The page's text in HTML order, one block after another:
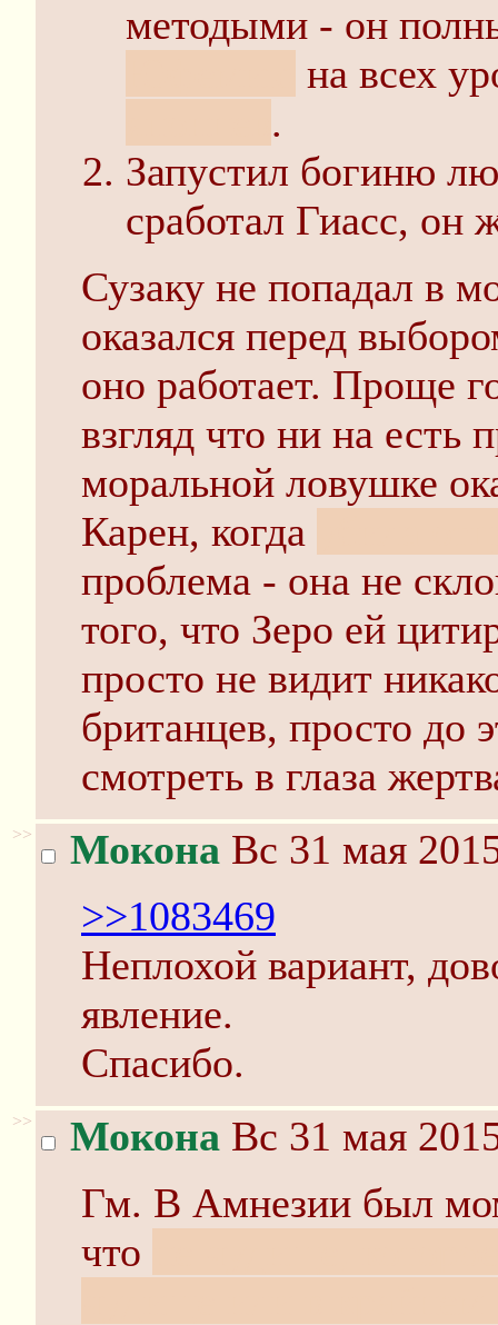
методыми - он
на всех
.
Запустил богиню
сработал Гиасс, он
Сузаку не попадал в
оказался перед
оно работает. Проще
взгляд что ни на есть
моральной ловушке
Карен, когда
проблема - она не
того, что Зеро ей
просто не видит
британцев, просто до
смотреть в глаза
>> Мокона Вс 31 мая
>>1083469
Неплохой вариант,
явление.
Спасибо.
>> Мокона Вс 31 мая
Гм. В Амнезии был
что